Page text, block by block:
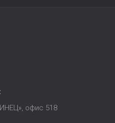
:
офис 518